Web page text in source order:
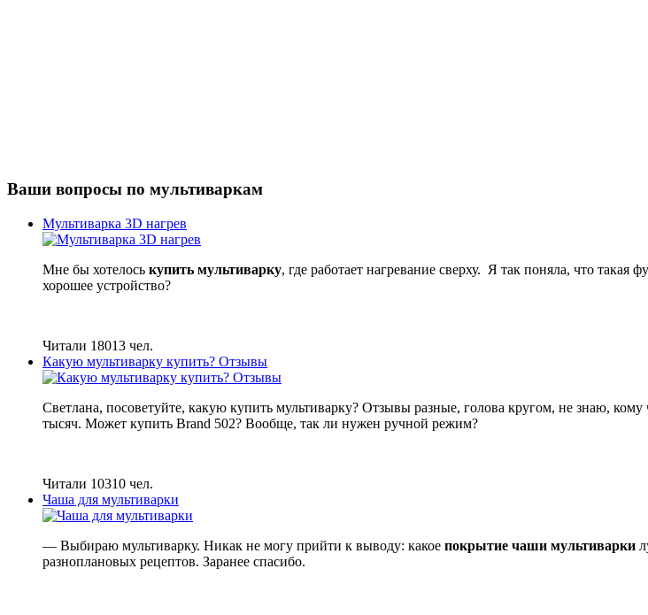
Ваши вопросы по мультиваркам
Мультиварка 3D нагрев
Мне бы хотелось купить мультиварку, где работает нагревание сверху. Я так поняла, что такая
хорошее устройство?
Читали 18013 чел.
Какую мультиварку купить? Отзывы
Светлана, посоветуйте, какую купить мультиварку? Отзывы разные, голова кругом, не знаю,
тысяч. Может купить Brand 502? Вообще, так ли нужен ручной режим?
Читали 10310 чел.
Чаша для мультиварки
— Выбираю мультиварку. Никак не могу прийти к выводу: какое покрытие чаши мультиварки
разноплановых рецептов. Заранее спасибо.